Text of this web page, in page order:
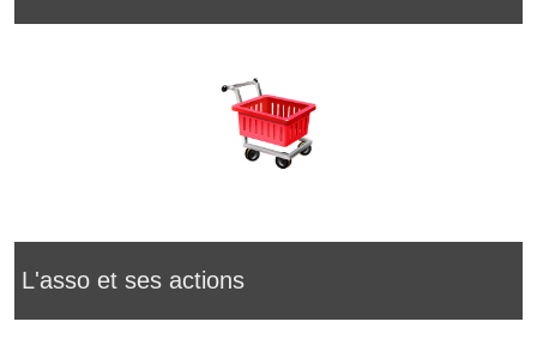
L'asso et ses actions